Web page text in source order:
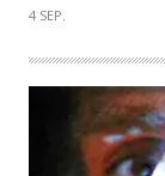
4 SEP.